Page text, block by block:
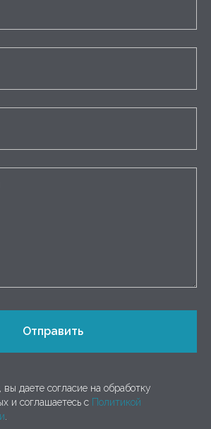
Отправить
даете согласие на обработку
и соглашаетесь c Политикой